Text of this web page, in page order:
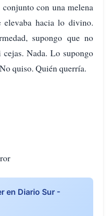
con una melena
elevaba hacia lo divino.
supongo que no
Nada. Lo supongo
quiso. Quién querría.
en Diario Sur -